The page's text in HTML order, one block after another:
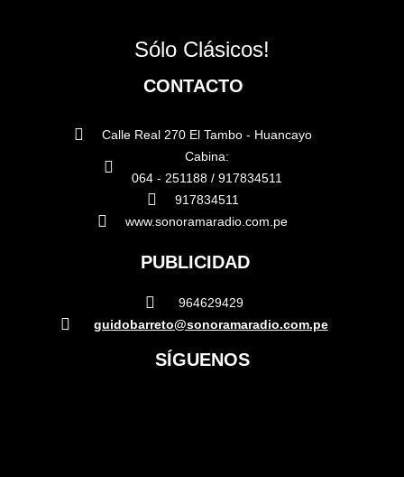
Sólo Clásicos!
CONTACTO
Calle Real 270 El Tambo - Huancayo
Cabina:
064 - 251188 / 917834511
917834511
www.sonoramaradio.com.pe
PUBLICIDAD
964629429
guidobarreto@sonoramaradio.com.pe
SÍGUENOS